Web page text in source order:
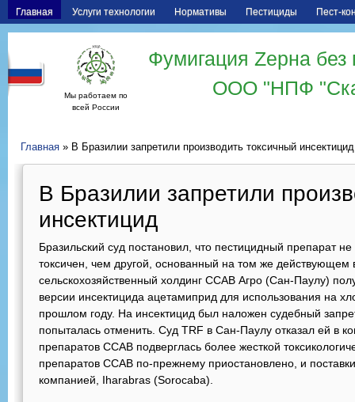
Главная Услуги технологии Нормативы Пестициды Пест-
Мы работаем по
всей России
Фумигация Zерна
ООО "НПФ
Главная » В Бразилии запретили производить токсичный инсектицид
В Бразилии запретили
инсектицид
Бразильский суд постановил, что пестицидный препарат
токсичен, чем другой, основанный на том же действующем
сельскохозяйственный холдинг CCAB Агро (Сан-Паулу)
версии инсектицида ацетамиприд для использования на
прошлом году. На инсектицид был наложен судебный
попыталась отменить. Суд TRF в Сан-Паулу отказал ей в
препаратов CCAB подверглась более жесткой
препаратов CCAB по-прежнему приостановлено, и
компанией, Iharabras (Sorocaba).